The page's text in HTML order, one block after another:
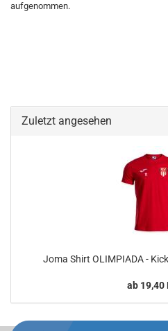
aufgenommen.
Zuletzt angesehen
Joma Shirt OLIMPIADA -
ab 19,40